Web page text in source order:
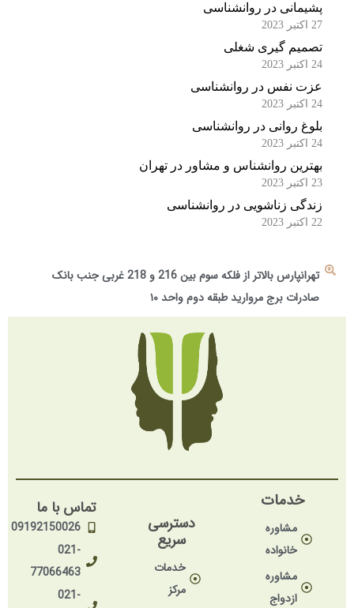
پشیمانی در روانشناسی
تصمیم گیری شغلی
عزت نفس در روانشناسی
بلوغ روانی در روانشناسی
بهترین روانشناس و مشاور در تهران
زندگی زناشویی در روانشناسی
تهرانپارس بالاتر از فلکه سوم بین 216 و 218 غربی جنب بانک
صادرات برج مروارید طبقه دوم واحد ۱۰
خدمات
مشاوره
خانواده
مشاوره
ازدواج
دسترسی
سریع
خدمات
مرکز
تماس با ما
09192150026
77066463